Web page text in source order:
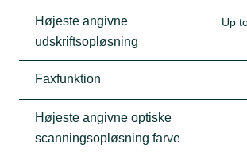
Højeste angivne
udskriftsopløsning
Up
Faxfunktion
Højeste angivne optiske
scanningsopløsning farve